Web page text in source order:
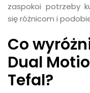
zaspokoi potrzeby
się różnicom i
Co
Dual
Tefal?